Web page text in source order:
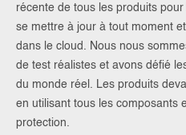
récente de tous les produits
se mettre à jour à tout moment
dans le cloud. Nous nous
de test réalistes et avons défié
du monde réel. Les produits
en utilisant tous les composants
protection.